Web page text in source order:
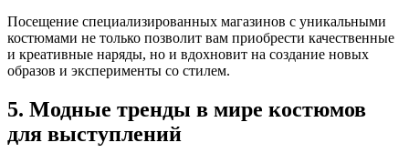
Посещение специализированных магазинов с уникальными
костюмами не только позволит вам приобрести качественные
и креативные наряды, но и вдохновит на создание новых
образов и эксперименты со стилем.
5. Модные тренды в мире костюмов
для выступлений